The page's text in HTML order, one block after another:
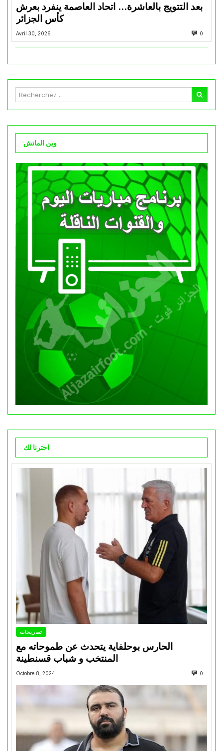
بعد التتويج بالعاشرة… اتحاد العاصمة ينفرد بعرش
كأس الجزائر
Avril 30, 2026 0
وين الماتش
اخترنا لك
تصريحات
الحارس بوحلفاية يتحدث عن طموحاته مع
المنتخب و شباب قسنطينة
Octobre 8, 2024 0